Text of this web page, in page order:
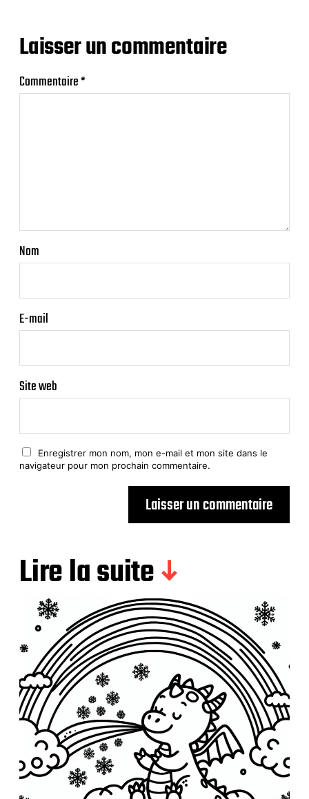
Laisser un commentaire
Commentaire*
Nom
E-mail
Site web
Enregistrer mon nom, mon e-mail et mon site dans le
navigateur pour mon prochain commentaire.
Lire la suite